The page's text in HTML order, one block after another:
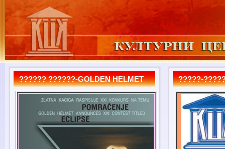
?????? ??????-GOLDEN HELMET ?????-